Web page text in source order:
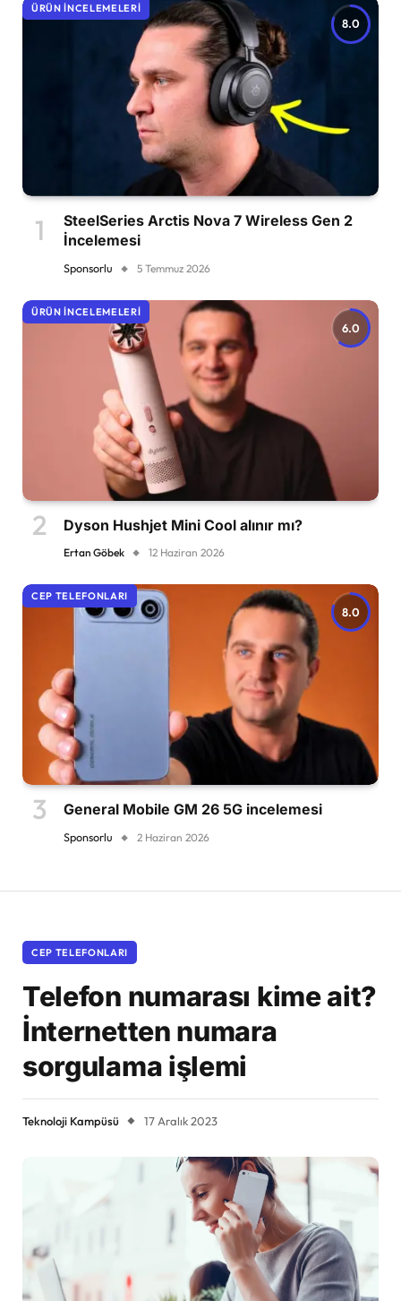
8.0
ÜRÜN İNCELEMELERI
SteelSeries Arctis Nova 7 Wireless Gen 2
İncelemesi
Sponsorlu 5 Temmuz 2026
6.0
ÜRÜN İNCELEMELERI
Dyson Hushjet Mini Cool alınır mı?
Ertan Göbek 12 Haziran 2026
8.0
CEP TELEFONLARI
General Mobile GM 26 5G incelemesi
Sponsorlu 2 Haziran 2026
CEP TELEFONLARI
Telefon numarası kime ait?
İnternetten numara
sorgulama işlemi
Teknoloji Kampüsü 17 Aralık 2023